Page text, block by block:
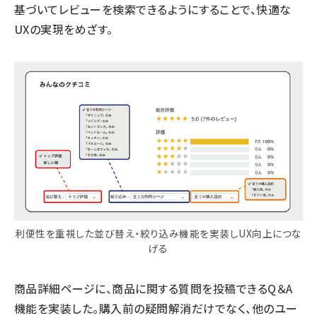
基づいてレビューを検索できるようにすることで、快適な
UXの実現をめざす。
利便性を重視した並び替え・絞り込み機能を実装しUX向上につな
げる
商品詳細ページに、商品に関する質問を投稿できるQ＆A
機能を実装した。購入前の疑問解消だけでなく、他のユー